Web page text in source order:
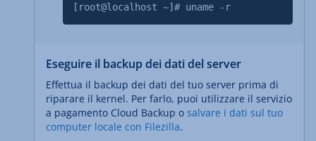
[root@localhost ~]# uname -r
Eseguire il backup dei dati del server
Effettua il backup dei dati del tuo server prima di
riparare il kernel. Per farlo, puoi utilizzare il servizio
a pagamento Cloud Backup o salvare i dati sul tuo
computer locale con Filezilla.